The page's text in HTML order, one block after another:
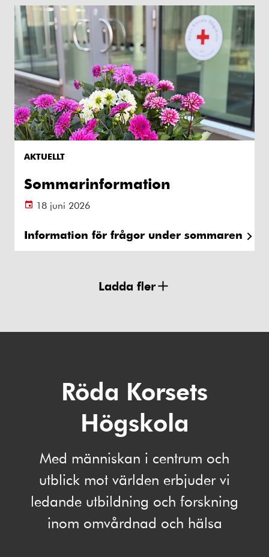
AKTUELLT
Sommarinformation
18 juni 2026
Information för frågor under sommaren
Ladda fler
Röda Korsets
Högskola
Med människan i centrum och
utblick mot världen erbjuder vi
ledande utbildning och forskning
inom omvårdnad och hälsa